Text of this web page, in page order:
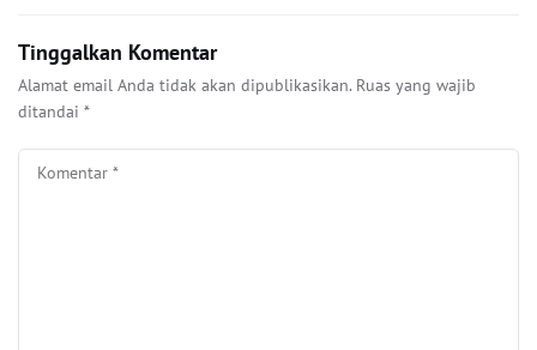
Tinggalkan Komentar
Alamat email Anda tidak akan dipublikasikan. Ruas yang wajib
ditandai *